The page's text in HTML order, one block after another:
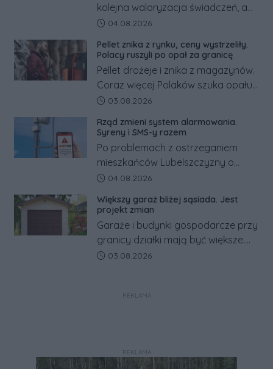
kolejna waloryzacja świadczeń, a
pracowników podwyżka płacy
tym zmianom zyskają.
Data dodania artykułu:
04.08.2026
Pellet znika z rynku, ceny wystrzeliły.
Polacy ruszyli po opał za granicę
Pellet drożeje i znika z magazynów.
Coraz więcej Polaków szuka opału
za granicą, gdzie bywa nawet
Co się dzieje?
Data dodania artykułu:
03.08.2026
Rząd zmieni system alarmowania.
Syreny i SMS-y razem
Po problemach z ostrzeganiem
mieszkańców Lubelszczyzny o
rosyjskim zagrożeniu rząd
alarmowych, alertów RCB i aplikacji
w jeden system.
Data dodania artykułu:
04.08.2026
Większy garaż bliżej sąsiada. Jest
projekt zmian
Garaże i budynki gospodarcze przy
granicy działki mają być większe.
Projekt zaostrza też zasady
Data dodania artykułu:
03.08.2026
REKLAMA
REKLAMA